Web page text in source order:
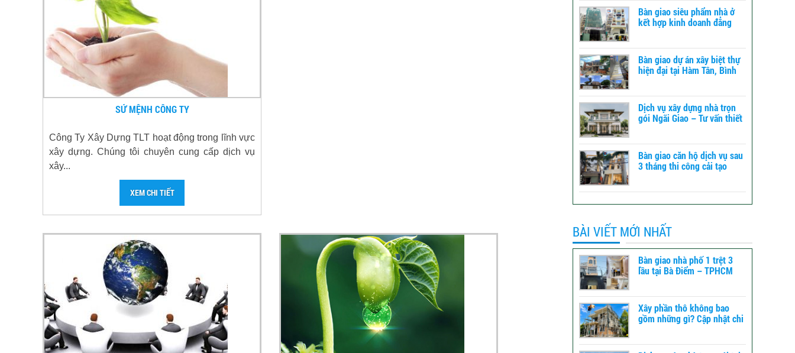
SỨ MỆNH CÔNG TY
Công Ty Xây Dựng TLT hoạt động trong lĩnh vực
xây dựng. Chúng tôi chuyên cung cấp dịch vụ
xây...
XEM CHI TIẾT
Bàn giao siêu phẩm nhà ở
kết hợp kinh doanh đẳng
Bàn giao dự án xây biệt thự
hiện đại tại Hàm Tân, Bình
Dịch vụ xây dựng nhà trọn
gói Ngãi Giao – Tư vấn thiết
Bàn giao căn hộ dịch vụ sau
3 tháng thi công cải tạo
BÀI VIẾT MỚI NHẤT
Bàn giao nhà phố 1 trệt 3
lầu tại Bà Điểm – TPHCM
Xây phần thô không bao
gồm những gì? Cập nhật chi